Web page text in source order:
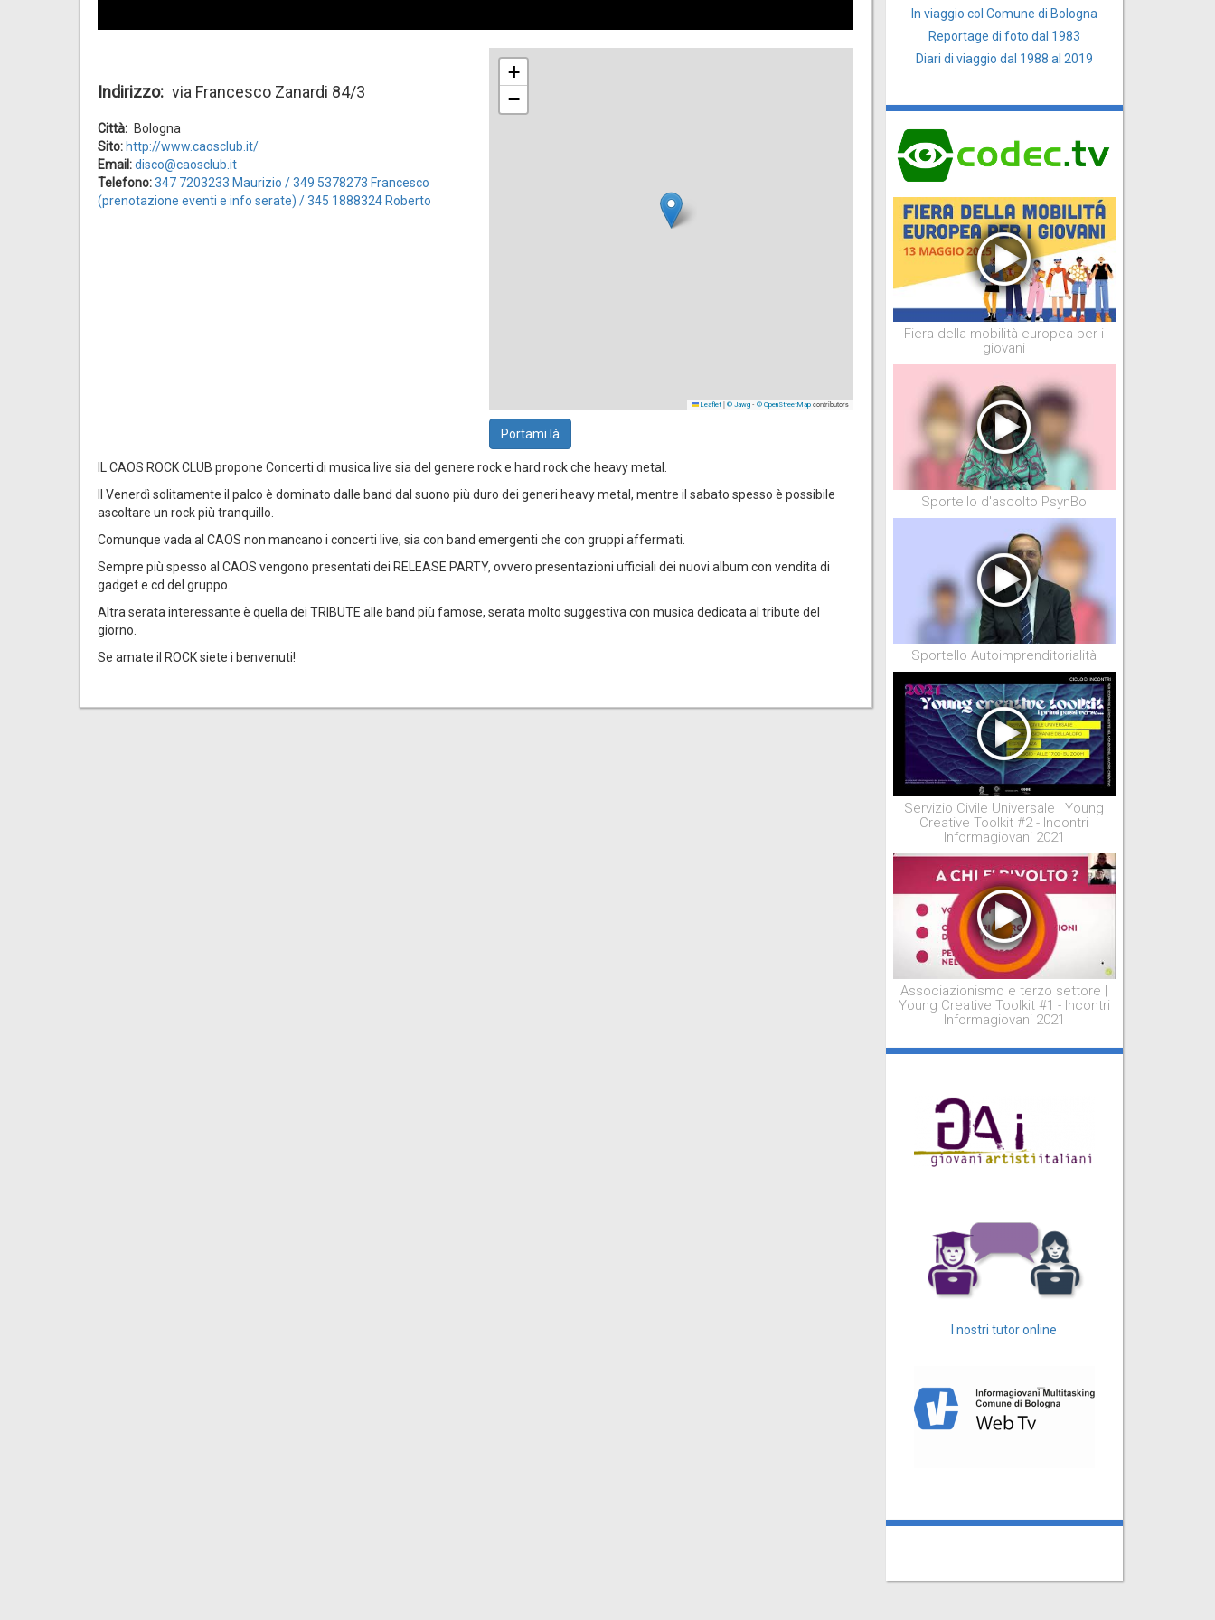
Indirizzo via Francesco Zanardi 84/3
Città
Bologna
Sito: http://www.caosclub.it/
Email:disco@caosclub.it
Telefono:347 7203233 Maurizio / 349 5378273 Francesco
(prenotazione eventi e info serate) / 345 1888324 Roberto
+
−
Leaflet | © Jawg- © OpenStreetMapcontributors
Portami là
IL CAOS ROCK CLUB propone Concerti di musica live sia del genere rock e hard rock che heavy metal.
Il Venerdì solitamente il palco è dominato dalle band dal suono più duro dei generi heavy metal, mentre il sabato spesso è possibile
ascoltare un rock più tranquillo.
Comunque vada al CAOS non mancano i concerti live, sia con band emergenti che con gruppi affermati.
Sempre più spesso al CAOS vengono presentati dei RELEASE PARTY, ovvero presentazioni ufficiali dei nuovi album con vendita di
gadget e cd del gruppo.
Altra serata interessante è quella dei TRIBUTE alle band più famose, serata molto suggestiva con musica dedicata al tribute del
giorno.
Se amate il ROCK siete i benvenuti!
In viaggio col Comune di Bologna
Reportage di foto dal 1983
Diari di viaggio dal 1988 al 2019
Fiera della mobilità europea per i
giovani
Sportello d'ascolto PsynBo
Sportello Autoimprenditorialità
Servizio Civile Universale | Young
Creative Toolkit #2 - Incontri
Informagiovani 2021
Associazionismo e terzo settore |
Young Creative Toolkit #1 - Incontri
Informagiovani 2021
I nostri tutor online